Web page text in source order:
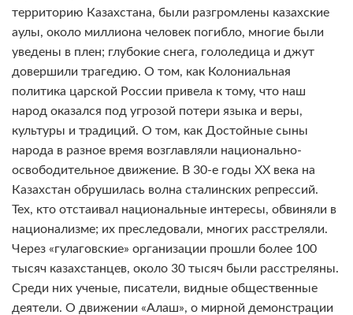
территорию Казахстана, были разгромлены казахские
аулы, около миллиона человек погибло, многие были
уведены в плен; глубокие снега, гололедица и джут
довершили трагедию. О том, как Колониальная
политика царской России привела к тому, что наш
народ оказался под угрозой потери языка и веры,
культуры и традиций. О том, как Достойные сыны
народа в разное время возглавляли национально-
освободительное движение. В 30-е годы ХХ века на
Казахстан обрушилась волна сталинских репрессий.
Тех, кто отстаивал национальные интересы, обвиняли в
национализме; их преследовали, многих расстреляли.
Через «гулаговские» организации прошли более 100
тысяч казахстанцев, около 30 тысяч были расстреляны.
Среди них ученые, писатели, видные общественные
деятели. О движении «Алаш», о мирной демонстрации